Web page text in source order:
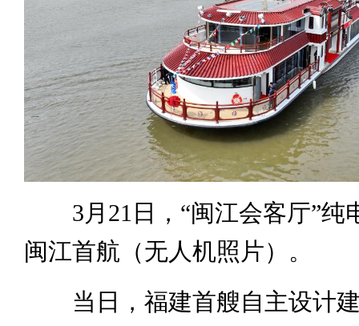
3月21日，“闽江会客厅”纯
闽江首航（无人机照片）。
当日，福建首艘自主设计建